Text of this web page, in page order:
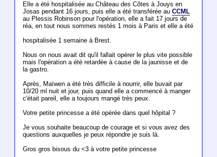
Elle a été hospitalisée au Château des Côtes à Jouys en
Josas pendant 16 jours, puis elle a été transférée au CCML
au Plessis Robinson pour l'opération, elle a fait 17 jours de
réa, en tout nous sommes restés 1 mois à Paris et elle a été
hospitalisée 1 semaine à Brest.
Nous on nous avait dit qu'il fallait opérer le plus vite possible
mais l'opération a été retardée à cause de la jaunisse et de
la gastro.
Après, Maïwen a été très difficile à nourrir, elle buvait par
10/20 ml nuit et jour, puis quand elle a commencé à manger
c'était pareil, elle a toujours mangé très peux.
Votre petite princesse a été opérée dans quel hôpital ?
Je vous souhaite beaucoup de courage et si vous avez des
questions auxquelles je peux répondre je suis là.
Gros gros bisous du <3 à votre petite princesse